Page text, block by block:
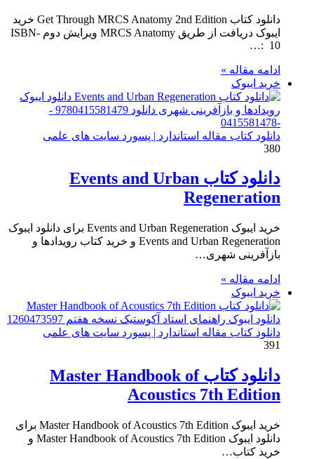
دانلود کتاب Get Through MRCS Anatomy 2nd Edition خرید
ایبوک دریافت از طریق MRCS Anatomy ویرایش دوم ISBN-
10 ‏ :…
ادامه مقاله »
خرید ایبوک
دانلود کتاب مقاله استاندارد | پسورد سایت های علمی
380
دانلود کتاب Events and Urban
Regeneration
خرید ایبوک Events and Urban Regeneration برای دانلود ایبوک
Events and Urban Regeneration و خرید کتاب رویدادها و
بازآفرینی شهری…
ادامه مقاله »
خرید ایبوک
دانلود کتاب مقاله استاندارد | پسورد سایت های علمی
391
دانلود کتاب Master Handbook of
Acoustics 7th Edition
خرید ایبوک Master Handbook of Acoustics 7th Edition برای
دانلود ایبوک Master Handbook of Acoustics 7th Edition و
خرید کتاب…